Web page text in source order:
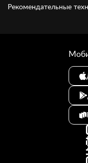
Рекомендательные